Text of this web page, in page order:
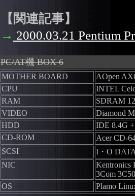
【関連記事】
→ 2000.03.21 Pentium
PC/AT機 BOX 6
MOTHER BOARD
AOpen
CPU
INTEL
RAM
SDRAM
VIDEO
Diamond
HDD
IDE 8.4G
CD-ROM
Acer CD-
SCSI
I・O
NIC
Kentronics
3Com
OS
Plamo